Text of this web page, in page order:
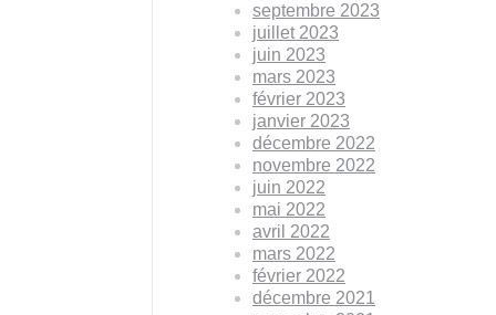
septembre 2023
juillet 2023
juin 2023
mars 2023
février 2023
janvier 2023
décembre 2022
novembre 2022
juin 2022
mai 2022
avril 2022
mars 2022
février 2022
décembre 2021